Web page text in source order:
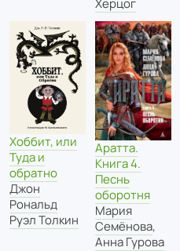
Хоббит, или
Туда и
обратно
Джон
Рональд
Руэл Толкин
Аратта.
Книга 4.
Песнь
оборотня
Мария
Семёнова,
Анна Гурова